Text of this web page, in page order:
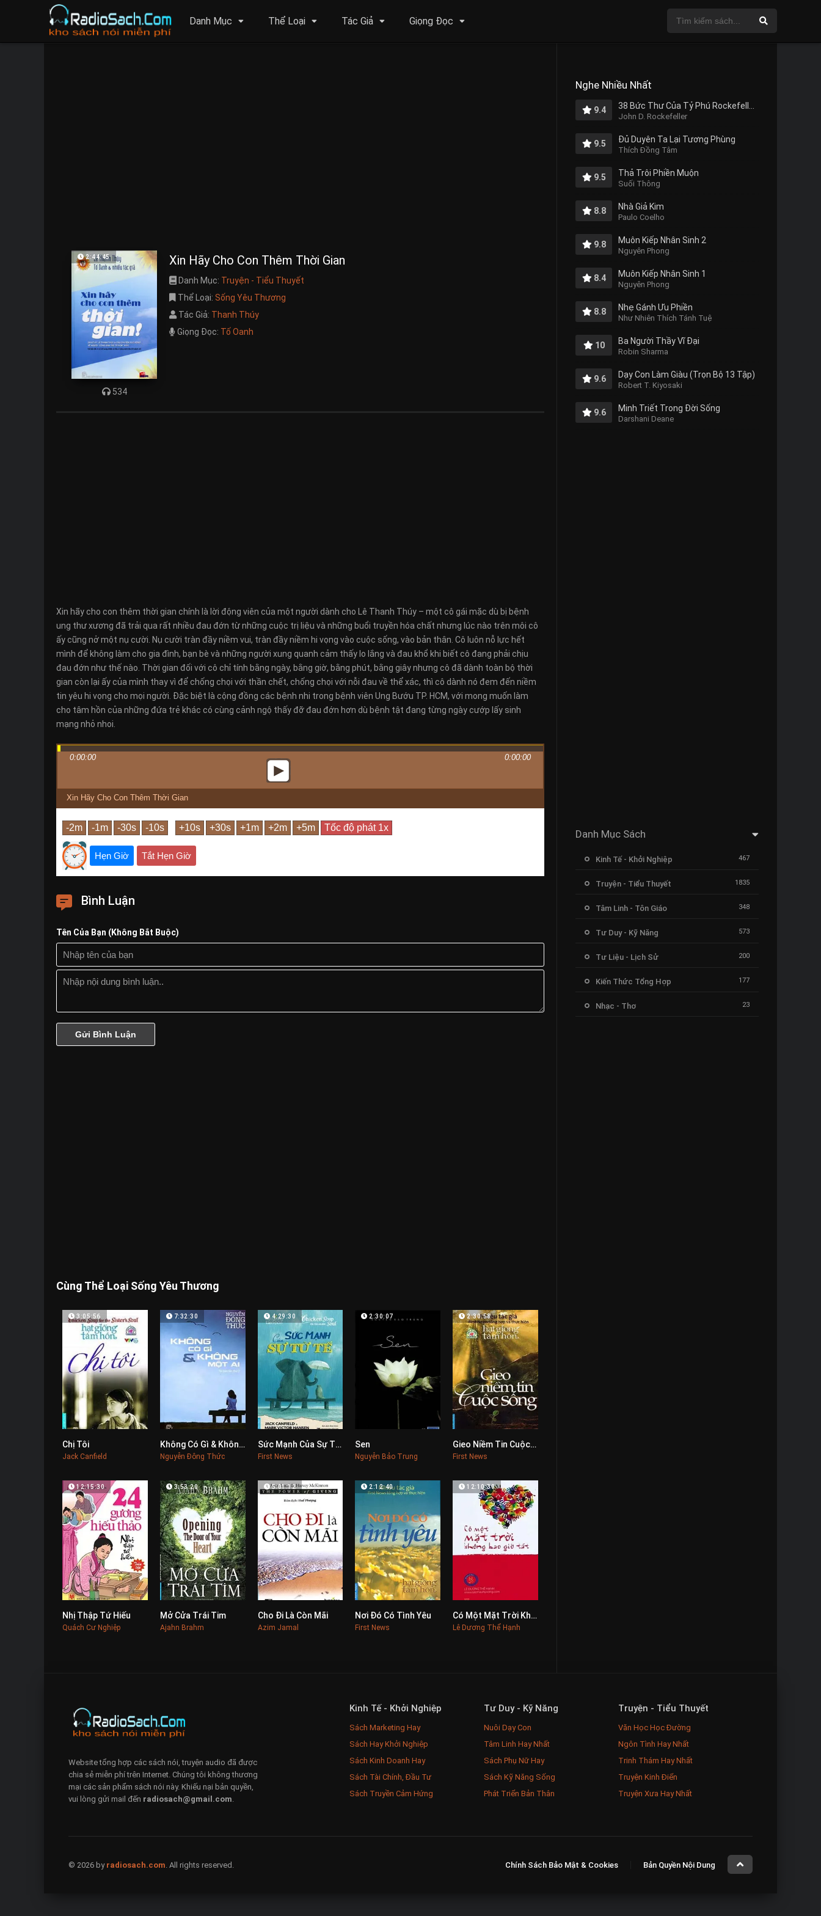
Danh Mục Thể Loại Tác Giả Giọng Đọc
2:44:45
534
Xin Hãy Cho Con Thêm Thời Gian
Danh Mục: Truyện - Tiểu Thuyết
Thể Loại: Sống Yêu Thương
Tác Giả: Thanh Thúy
Giọng Đọc: Tố Oanh
Xin hãy cho con thêm thời gian chính là lời động viên của một người dành cho Lê Thanh Thúy – một cô gái mặc dù bị bệnh
ung thư xương đã trải qua rất nhiều đau đớn từ những cuộc trị liệu và những buổi truyền hóa chất nhưng lúc nào trên môi cô
ấy cũng nở một nụ cười. Nụ cười tràn đầy niềm vui, tràn đầy niềm hi vọng vào cuộc sống, vào bản thân. Cô luôn nỗ lực hết
mình để không làm cho gia đình, bạn bè và những người xung quanh cảm thấy lo lắng và đau khổ khi biết cô đang phải chịu
đau đớn như thế nào. Thời gian đối với cô chỉ tính bằng ngày, bằng giờ, bằng phút, bằng giây nhưng cô đã dành toàn bộ thời
gian còn lại ấy của mình thay vì để chống chọi với thần chết, chống chọi với nỗi đau về thể xác, thì cô dành nó đem đến niềm
tin yêu hi vọng cho mọi người. Đặc biệt là cộng đồng các bệnh nhi trong bệnh viên Ung Bướu TP. HCM, với mong muốn làm
cho tâm hồn của những đứa trẻ khác có cùng cảnh ngộ thấy đỡ đau đớn hơn dù bệnh tật đang từng ngày cướp lấy sinh
mạng nhỏ nhoi.
0:00:00 0:00:00
Xin Hãy Cho Con Thêm Thời Gian
Hẹn Giờ Tắt Hẹn Giờ
Bình Luận
Tên Của Bạn (Không Bắt Buộc)
Cùng Thể Loại Sống Yêu Thương
3:05:56
Chị Tôi
Jack Canfield
0
7:32:30
Không Có Gì & Không Một Ai
Nguyễn Đông Thức
0
4:29:30
Sức Mạnh Của Sự Tử Tế
First News
2:30:07
Sen
Nguyễn Bảo Trung
0
2:30:58
Gieo Niềm Tin Cuộc Sống
First News
12:15:30
Nhị Thập Tứ Hiếu
Quách Cư Nghiệp
3:53:20
Mở Cửa Trái Tim
Ajahn Brahm
5:01:12
Cho Đi Là Còn Mãi
Azim Jamal
2:12:40
Nơi Đó Có Tình Yêu
First News
0
12:10:30
Có Một Mặt Trời Không Bao Giờ Tắt
Lê Dương Thể Hạnh
Nghe Nhiều Nhất
9.4
John D. Rockefeller
9.5 Đủ Duyên Ta Lại Tương Phùng
Thích Đồng Tâm
9.5 Thả Trôi Phiền Muộn
Suối Thông
8.8 Nhà Giả Kim
Paulo Coelho
9.8 Muôn Kiếp Nhân Sinh 2
Nguyên Phong
8.4 Muôn Kiếp Nhân Sinh 1
Nguyên Phong
8.8 Nhẹ Gánh Ưu Phiền
Như Nhiên Thích Tánh Tuệ
10 Ba Người Thầy Vĩ Đại
Robin Sharma
9.6 Dạy Con Làm Giàu (Trọn Bộ 13 Tập)
Robert T. Kiyosaki
9.6 Minh Triết Trong Đời Sống
Darshani Deane
Danh Mục Sách
Kinh Tế - Khởi Nghiệp 467
Truyện - Tiểu Thuyết 1835
Tâm Linh - Tôn Giáo 348
Tư Duy - Kỹ Năng 573
Tư Liệu - Lịch Sử 200
Kiến Thức Tổng Hợp 177
Nhạc - Thơ 23
Kinh Tế - Khởi Nghiệp
Sách Marketing Hay
Sách Hay Khởi Nghiệp
Sách Kinh Doanh Hay
Sách Tài Chính, Đầu Tư
Sách Truyền Cảm Hứng
Tư Duy - Kỹ Năng
Nuôi Dạy Con
Tâm Linh Hay Nhất
Sách Phụ Nữ Hay
Sách Kỹ Năng Sống
Phát Triển Bản Thân
Truyện - Tiểu Thuyết
Văn Học Học Đường
Ngôn Tình Hay Nhất
Trinh Thám Hay Nhất
Truyện Kinh Điển
Truyện Xưa Hay Nhất
Website tổng hợp các sách nói, truyện audio đã được
chia sẻ miễn phí trên Internet. Chúng tôi không thương
mại các sản phẩm sách nói này. Khiếu nại bản quyền,
vui lòng gửi mail đến radiosach@gmail.com.
© 2026 by radiosach.com. All rights reserved. Chính Sách Bảo Mật & Cookies Bản Quyền Nội Dung